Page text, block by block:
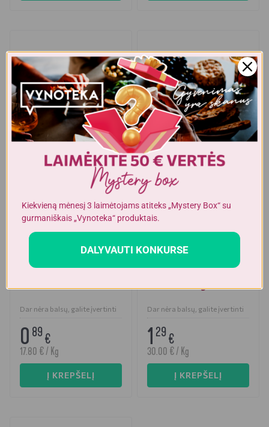
Dar nėra balsų, galite įvertinti
0 89€
17.80 € / Kg
Į KREPŠELĮ
LENKIJA
Dar nėra balsų, galite įvertinti
1 29€
30.00 € / Kg
Į KREPŠELĮ
Kiekvieną mėnesį 3 laimėtojams atiteks „Mystery Box“ su
gurmaniškais „Vynoteka“ produktais.
DALYVAUTI KONKURSE